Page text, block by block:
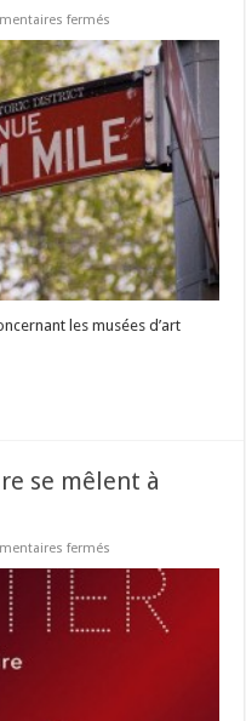
fermés
musées
de
New
York
(2/2)
les musées d’art
se mêlent à
fermés
style
l’histoire